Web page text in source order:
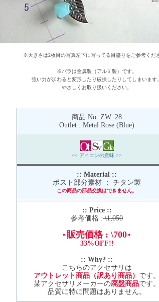
※大きさは2枚目の写真左下に写ってる目盛りをご参考くださ
※バラは金属製（アルミ製）です。
強い力が加わると変形したり破損したりしてしまいます。
やさしくお取り扱いください。
商品 No: ZW_28
Outlet : Metal Rose (Blue)
<< アイコンの意味 >>
:: Material ::
ポスト部分素材 ： チタン製
この商品の部品交換はできません。
:: Price ::
参考価格 :\1,050
販売価格 : \700
33%OFF!!
:: Why? ::
こちらのアクセサリは
アウトレット商品（訳あり商品） です。
某アクセサリメーカーの廃盤商品です。
品質に特に問題はありません。